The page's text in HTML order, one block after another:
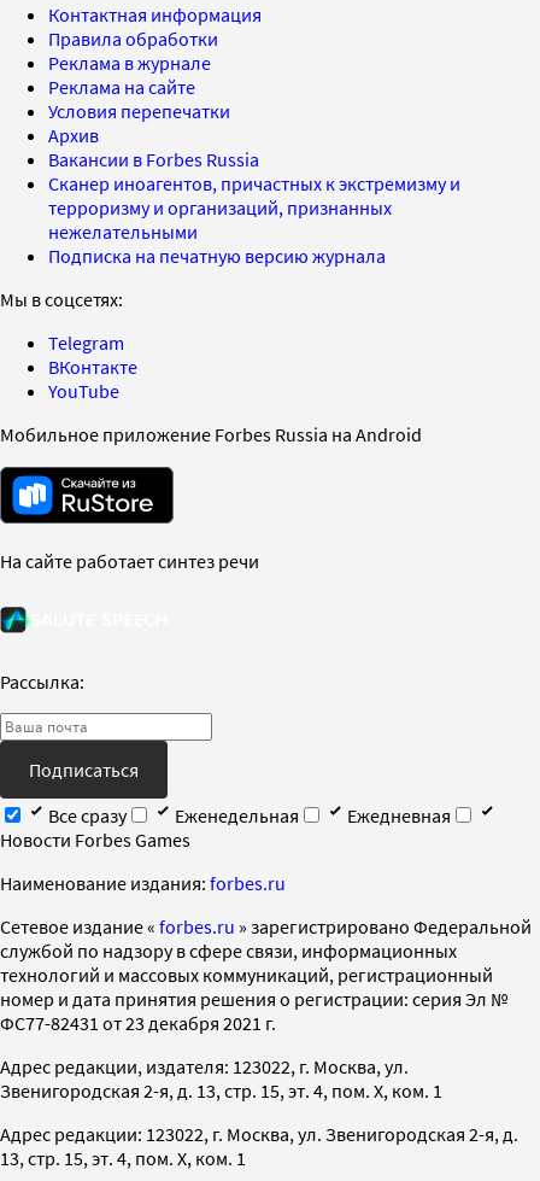
Контактная информация
Правила обработки
Реклама в журнале
Реклама на сайте
Условия перепечатки
Архив
Вакансии в Forbes Russia
Сканер иноагентов, причастных к экстремизму и
терроризму и организаций, признанных
нежелательными
Подписка на печатную версию журнала
Мы в соцсетях:
Telegram
ВКонтакте
YouTube
Мобильное приложение Forbes Russia на Android
На сайте работает синтез речи
Рассылка:
Подписаться
Все сразу
Еженедельная
Ежедневная
Новости Forbes Games
Наименование издания: forbes.ru
Cетевое издание « forbes.ru » зарегистрировано Федеральной
службой по надзору в сфере связи, информационных
технологий и массовых коммуникаций, регистрационный
номер и дата принятия решения о регистрации: серия Эл №
ФС77-82431 от 23 декабря 2021 г.
Адрес редакции, издателя: 123022, г. Москва, ул.
Звенигородская 2-я, д. 13, стр. 15, эт. 4, пом. X, ком. 1
Адрес редакции: 123022, г. Москва, ул. Звенигородская 2-я, д.
13, стр. 15, эт. 4, пом. X, ком. 1